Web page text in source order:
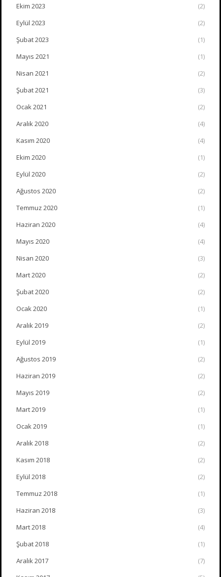
Ekim 2023
(2)
Eylül 2023
(2)
Şubat 2023
(1)
Mayıs 2021
(1)
Nisan 2021
(2)
Şubat 2021
(3)
Ocak 2021
(2)
Aralık 2020
(4)
Kasım 2020
(4)
Ekim 2020
(1)
Eylül 2020
(2)
Ağustos 2020
(2)
Temmuz 2020
(1)
Haziran 2020
(4)
Mayıs 2020
(4)
Nisan 2020
(3)
Mart 2020
(2)
Şubat 2020
(2)
Ocak 2020
(1)
Aralık 2019
(2)
Eylül 2019
(1)
Ağustos 2019
(2)
Haziran 2019
(2)
Mayıs 2019
(2)
Mart 2019
(1)
Ocak 2019
(1)
Aralık 2018
(2)
Kasım 2018
(2)
Eylül 2018
(2)
Temmuz 2018
(1)
Haziran 2018
(3)
Mart 2018
(4)
Şubat 2018
(1)
Aralık 2017
(7)